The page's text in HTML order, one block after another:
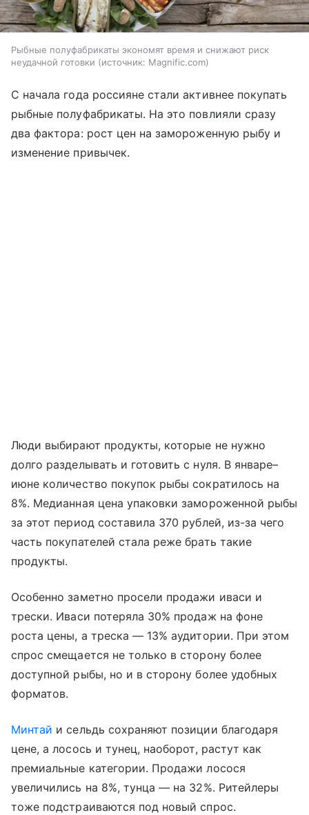
Рыбные полуфабрикаты экономят время и снижают риск
неудачной готовки
источник: Magnific.com
С начала года россияне стали активнее покупать
рыбные полуфабрикаты. На это повлияли сразу
два фактора: рост цен на замороженную рыбу и
изменение привычек.
Люди выбирают продукты, которые не нужно
долго разделывать и готовить с нуля. В январе–
июне количество покупок рыбы сократилось на
8%. Медианная цена упаковки замороженной рыбы
за этот период составила 370 рублей, из-за чего
часть покупателей стала реже брать такие
продукты.
Особенно заметно просели продажи иваси и
трески. Иваси потеряла 30% продаж на фоне
роста цены, а треска — 13% аудитории. При этом
спрос смещается не только в сторону более
доступной рыбы, но и в сторону более удобных
форматов.
Минтай и сельдь сохраняют позиции благодаря
цене, а лосось и тунец, наоборот, растут как
премиальные категории. Продажи лосося
увеличились на 8%, тунца — на 32%. Ритейлеры
тоже подстраиваются под новый спрос.